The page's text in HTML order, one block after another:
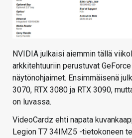
NVIDIA julkaisi aiemmin tällä
arkkitehtuuriin perustuvat
näytönohjaimet. Ensimmäisenä
3070, RTX 3080 ja RTX 3090,
on luvassa.
VideoCardz ehti napata
Legion T7 34IMZ5 -tietokoneen